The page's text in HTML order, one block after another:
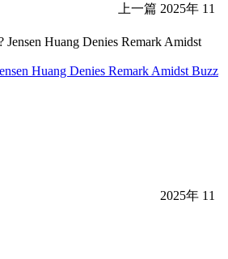
上一篇 2025年 11
Huang Denies Remark Amidst Buzz
2025年 11